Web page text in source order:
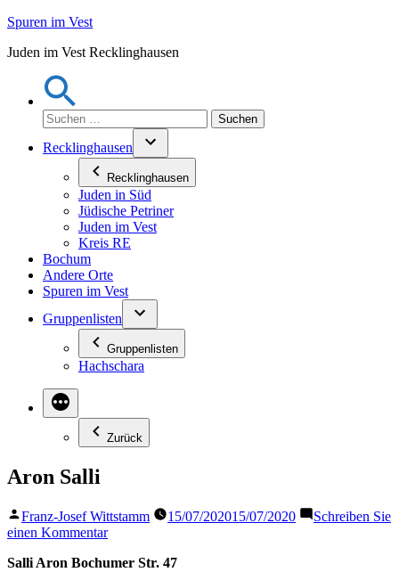
Zum
springen
Spuren im Vest
Juden im Vest Recklinghausen
Suchen
nach:
Recklinghausen
Recklinghausen
Juden in Süd
Jüdische Petriner
Juden im Vest
Kreis RE
Bochum
Andere Orte
Spuren im Vest
Gruppenlisten
Gruppenlisten
Hachschara
Zurück
Aron Salli
Veröffentlicht
von
Franz-Josef Wittstamm 15/07/202015/07/2020
Schreiben Sie
einen Kommentarzu
Salli
Salli Aron Bochumer Str. 47